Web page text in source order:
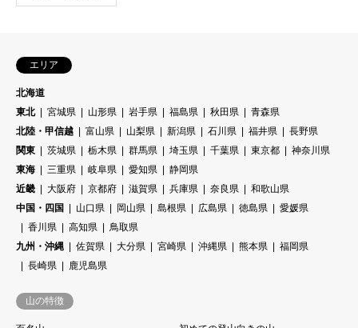
エリア
北海道
東北
宮城県 山形県 岩手県 福島県 秋田県
青森県
北陸・甲信越
富山県 山梨県 新潟県 石川県 福井県
長野県
関東
茨城県 栃木県 群馬県 埼玉県 千葉県 東京都
神奈川県
東海
三重県 岐阜県 愛知県
静岡県
近畿
大阪府 京都府 滋賀県 兵庫県 奈良県
和歌山県
中国・四国
山口県 岡山県 島根県 広島県 徳島県
愛媛県
香川県
高知県
鳥取県
九州・沖縄
佐賀県 大分県 宮崎県 沖縄県 熊本県
福岡県
長崎県
鹿児島県
山の特徴